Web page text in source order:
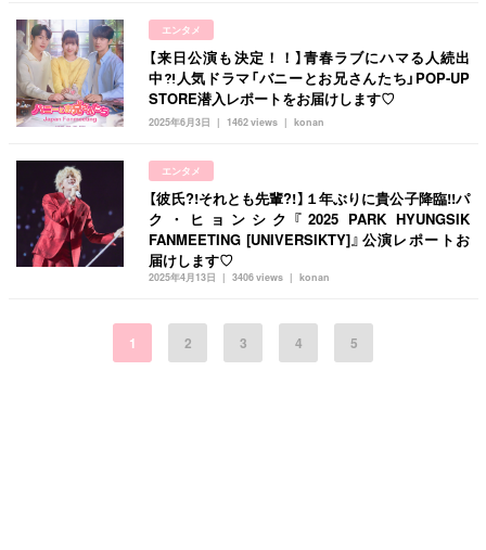
エンタメ
2025年6月3日 konan
1462 views
【来日公演も決定！！】青春ラブにハマる人続出
中⁈人気ドラマ「バニーとお兄さんたち」POP-UP
STORE潜入レポートをお届けします♡
エンタメ
2025年4月13日 konan
3406 views
【彼氏?!それとも先輩?!】１年ぶりに貴公子降臨!!パ
ク・ヒョンシク『2025 PARK HYUNGSIK
FANMEETING [UNIVERSIKTY]』公演レポートお
届けします♡
1 2 3 4 5